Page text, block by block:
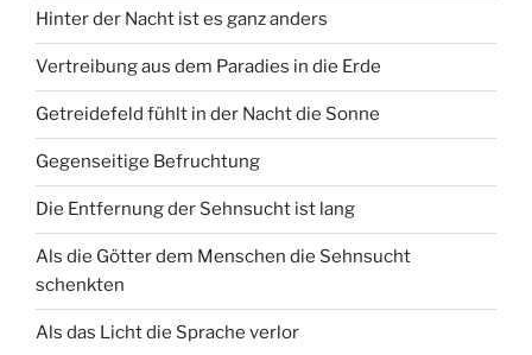
Hinter der Nacht ist es ganz anders
Vertreibung aus dem Paradies in die Erde
Getreidefeld fühlt in der Nacht die Sonne
Gegenseitige Befruchtung
Die Entfernung der Sehnsucht ist lang
Als die Götter dem Menschen die Sehnsucht
schenkten
Als das Licht die Sprache verlor